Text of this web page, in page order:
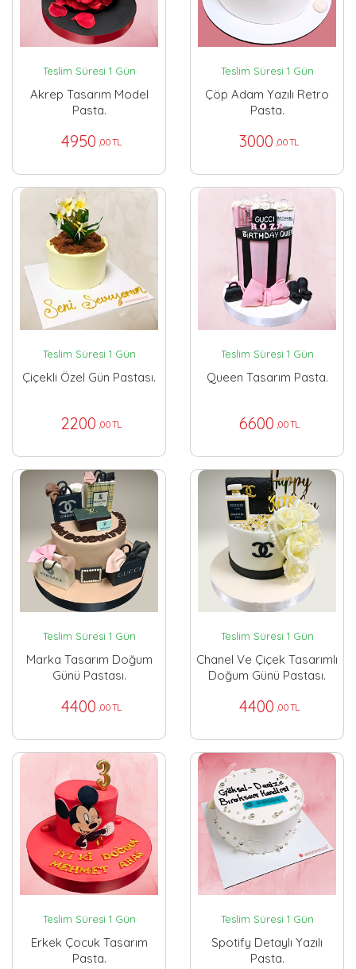
Teslim Süresi 1 Gün
Akrep Tasarım Model
Pasta.
4950 ,00 TL
Teslim Süresi 1 Gün
Çöp Adam Yazılı Retro
Pasta.
3000 ,00 TL
Teslim Süresi 1 Gün
Çiçekli Özel Gün Pastası.
2200 ,00 TL
Teslim Süresi 1 Gün
Queen Tasarım Pasta.
6600 ,00 TL
Teslim Süresi 1 Gün
Marka Tasarım Doğum
Günü Pastası.
4400 ,00 TL
Teslim Süresi 1 Gün
Chanel Ve Çiçek Tasarımlı
Doğum Günü Pastası.
4400 ,00 TL
Teslim Süresi 1 Gün
Erkek Çocuk Tasarım
Pasta.
Teslim Süresi 1 Gün
Spotify Detaylı Yazılı
Pasta.